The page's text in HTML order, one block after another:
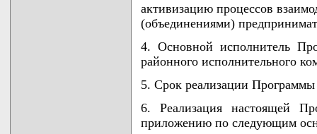
активизацию процессов
(объединениями)
4. Основной исполнитель
районного исполнительного
5. Срок реализации
6. Реализация настоящей
приложению по следующим